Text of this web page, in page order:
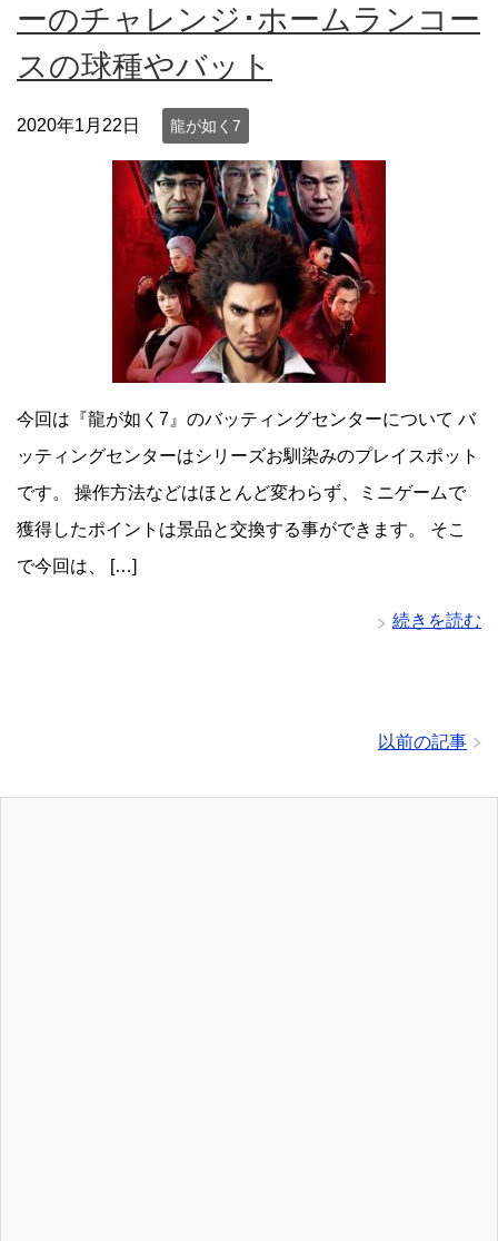
ーのチャレンジ･ホームランコー
スの球種やバット
2020年1月22日 龍が如く7
今回は『龍が如く7』のバッティングセンターについて バ
ッティングセンターはシリーズお馴染みのプレイスポット
です。 操作方法などはほとんど変わらず、ミニゲームで
獲得したポイントは景品と交換する事ができます。 そこ
で今回は、 […]
続きを読む
以前の記事